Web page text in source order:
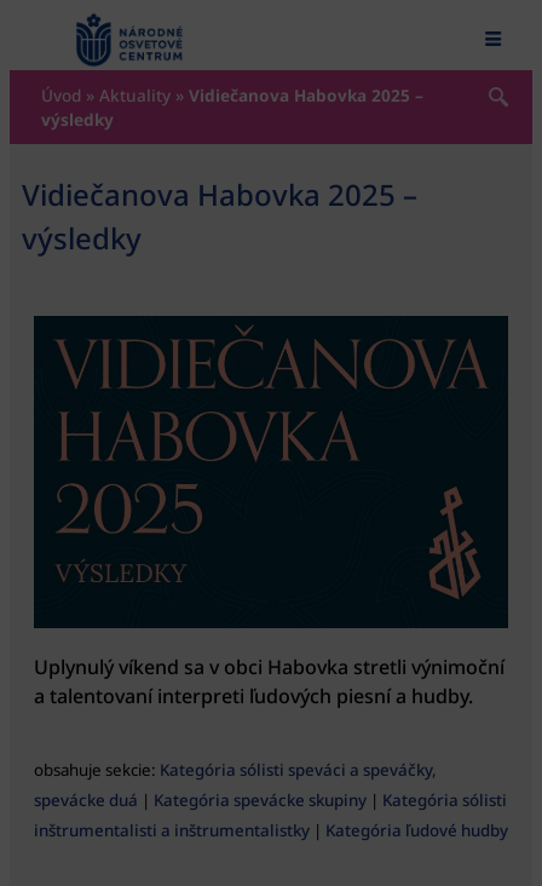
content
Úvod » Aktuality » Vidiečanova Habovka 2025 –
výsledky
Vidiečanova Habovka 2025 –
výsledky
Uplynulý víkend sa v obci Habovka stretli výnimoční
a talentovaní interpreti ľudových piesní a hudby.
obsahuje sekcie: Kategória sólisti speváci a speváčky,
spevácke duá | Kategória spevácke skupiny | Kategória sólisti
inštrumentalisti a inštrumentalistky | Kategória ľudové hudby